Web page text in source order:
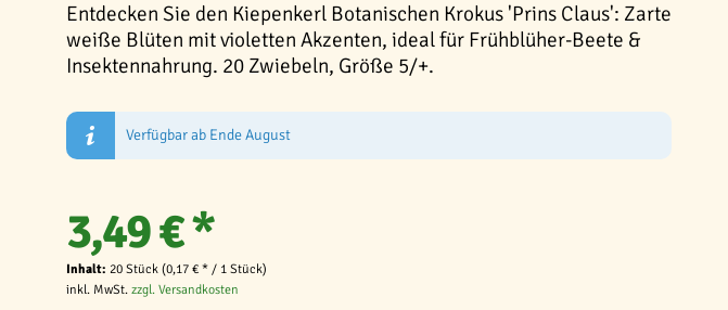
Entdecken Sie den Kiepenkerl Botanischen Krokus 'Prins Claus': Zarte
weiße Blüten mit violetten Akzenten, ideal für Frühblüher-Beete &
Insektennahrung. 20 Zwiebeln, Größe 5/+.
Verfügbar ab Ende August
3,49 € *
Inhalt: 20 Stück (0,17 € * / 1 Stück)
inkl. MwSt. zzgl. Versandkosten